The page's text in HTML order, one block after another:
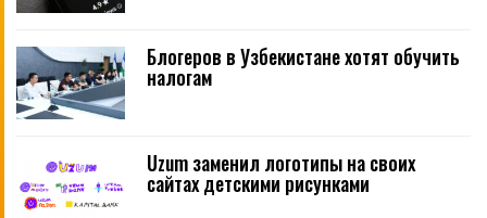
Блогеров в Узбекистане хотят обучить
налогам
Uzum заменил логотипы на своих
сайтах детскими рисунками